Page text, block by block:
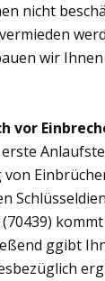
nicht
wir
vor
ggibt